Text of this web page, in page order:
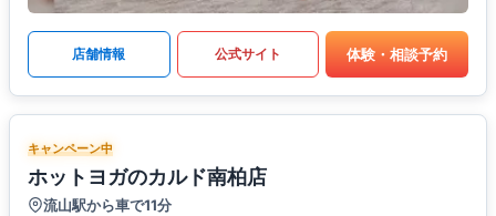
店舗情報 公式サイト 体験・相談予約
キャンペーン中
ホットヨガのカルド南柏店
流山駅から車で11分